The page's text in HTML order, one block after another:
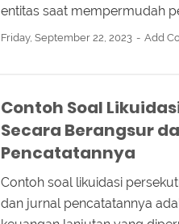
entitas saat mempermudah
Friday, September 22, 2023 Add
Contoh Soal
Secara Berangsur
Pencatatannya
Contoh soal likuidasi
dan jurnal pencatatannya